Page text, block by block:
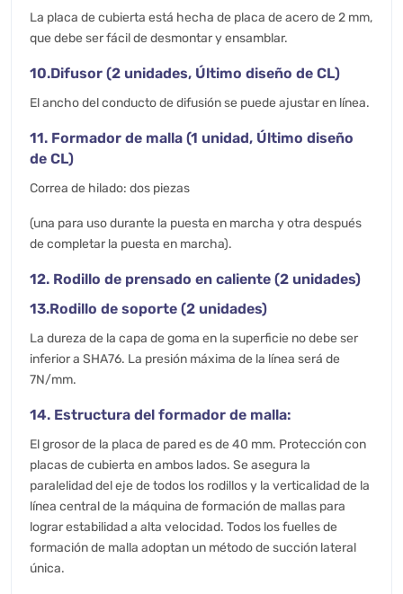
La placa de cubierta está hecha de placa de acero de 2 mm,
que debe ser fácil de desmontar y ensamblar.
10.Difusor (2 unidades, Último diseño de CL)
El ancho del conducto de difusión se puede ajustar en línea.
11. Formador de malla (1 unidad, Último diseño
de CL)
Correa de hilado: dos piezas
(una para uso durante la puesta en marcha y otra después
de completar la puesta en marcha).
12. Rodillo de prensado en caliente (2 unidades)
13.Rodillo de soporte (2 unidades)
La dureza de la capa de goma en la superficie no debe ser
inferior a SHA76. La presión máxima de la línea será de
7N/mm.
14. Estructura del formador de malla:
El grosor de la placa de pared es de 40 mm. Protección con
placas de cubierta en ambos lados. Se asegura la
paralelidad del eje de todos los rodillos y la verticalidad de la
línea central de la máquina de formación de mallas para
lograr estabilidad a alta velocidad. Todos los fuelles de
formación de malla adoptan un método de succión lateral
única.